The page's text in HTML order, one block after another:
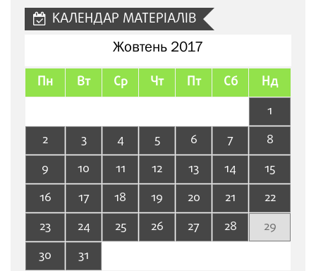
КАЛЕНДАР МАТЕРІАЛІВ
Жовтень 2017
Пн Вт Ср Чт Пт Сб Нд
1
2
3 4 5 6 7
8
9
10 11 12 13 14
15
16
17 18 19 20 21
22
23
24 25 26 27 28
29
30
31